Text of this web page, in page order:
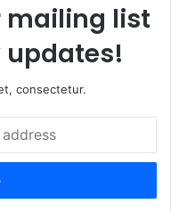
mailing list
updates!
consectetur.